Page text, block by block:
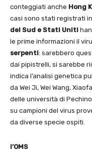
conteggiati anche Hong
casi sono stati registrati in
del Sud e Stati Uniti
le prime informazioni il
serpenti: sarebbero
dai pipistrelli, si sarebbe
indica l’analisi genetica
da Wei Ji, Wei Wang,
delle università di
su campioni del virus
da diverse specie ospiti.
l’OMS